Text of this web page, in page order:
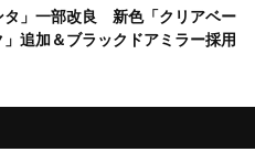
タ」一部改良 新色「クリアベー
追加＆ブラックドアミラー採用